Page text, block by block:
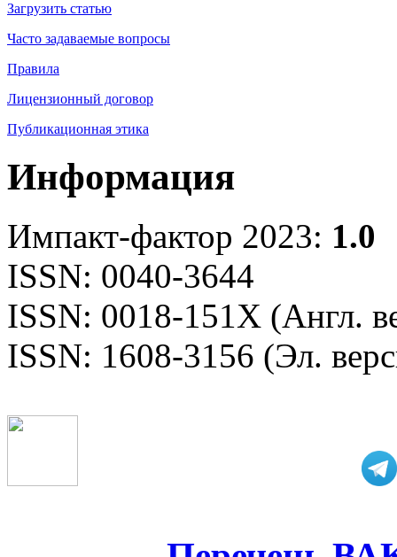
Загрузить статью
Часто задаваемые вопросы
Правила
Лицензионный договор
Публикационная этика
Информация
Импакт-фактор 2023: 1.0
ISSN: 0040-3644
ISSN: 0018-151X (Англ.
ISSN: 1608-3156 (Эл.